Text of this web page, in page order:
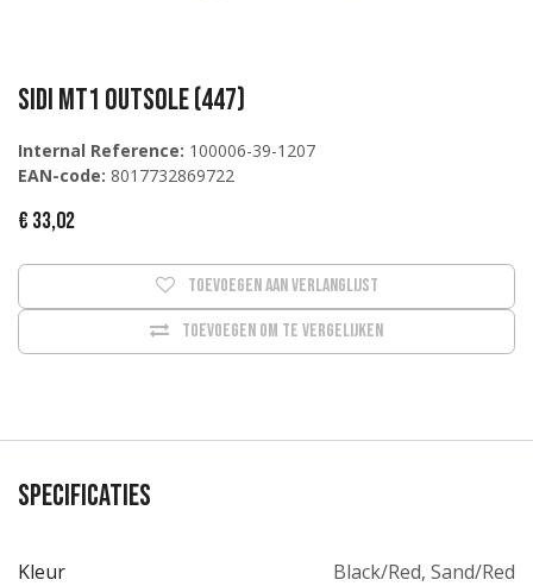
Sidi MT1 Outsole (447)
Internal Reference: 100006-39-1207
EAN-code: 8017732869722
€ 33,02
Toevoegen om te vergelijken
Toevoegen aan verlanglijst
Specificaties
Kleur Black/Red, Sand/Red